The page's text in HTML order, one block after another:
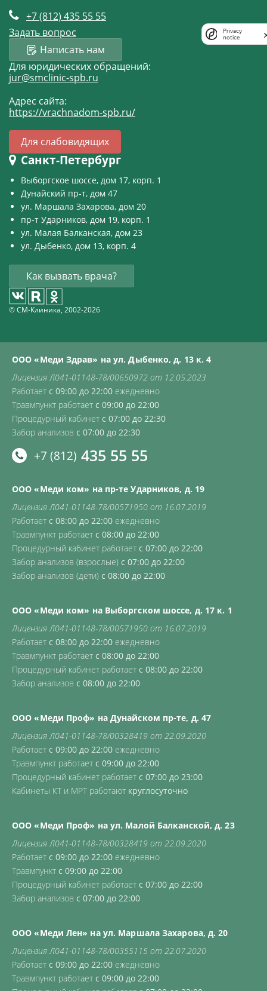
+7 (812) 435 55 55
Задать вопрос
Написать нам
Для юридических обращений:
jur@smclinic-spb.ru
Адрес сайта:
https://vrachnadom-spb.ru/
Для слабовидящих
Санкт-Петербург
Выборгское шоссе, дом 17, корп. 1
Дунайский пр-т, дом 47
ул. Маршала Захарова, дом 20
пр-т Ударников, дом 19, корп. 1
ул. Малая Балканская, дом 23
ул. Дыбенко, дом 13, корп. 4
Как вызвать врача?
© СМ-Клиника, 2002-2026
ООО «Меди Здрав» на ул. Дыбенко, д. 13 к. 4
Лицензия Л041-01148-78/00650972 от 12.05.2023
Работает с 09:00 до 22:00 ежедневно
Травмпункт работает с 09:00 до 22:00
Процедурный кабинет с 07:00 до 22:30
Забор анализов с 07:00 до 22:30
+7 (812) 435 55 55
ООО «Меди ком» на пр-те Ударников, д. 19
Лицензия Л041-01148-78/00571950 от 16.07.2019
Работает с 08:00 до 22:00 ежедневно
Травмпункт работает с 08:00 до 22:00
Процедурный кабинет работает с 07:00 до 22:00
Забор анализов (взрослые) с 07:00 до 22:00
Забор анализов (дети) с 08:00 до 22:00
ООО «Меди ком» на Выборгском шоссе, д. 17 к. 1
Лицензия Л041-01148-78/00571950 от 16.07.2019
Работает с 08:00 до 22:00 ежедневно
Травмпункт работает с 08:00 до 22:00
Процедурный кабинет работает с 08:00 до 22:00
Забор анализов с 08:00 до 22:00
ООО «Меди Проф» на Дунайском пр-те, д. 47
Лицензия Л041-01148-78/00328419 от 22.09.2020
Работает с 09:00 до 22:00 ежедневно
Травмпункт работает с 09:00 до 22:00
Процедурный кабинет работает с 07:00 до 23:00
Кабинеты КТ и МРТ работают круглосуточно
ООО «Меди Проф» на ул. Малой Балканской, д. 23
Лицензия Л041-01148-78/00328419 от 22.09.2020
Работает с 09:00 до 22:00 ежедневно
Травмпункт с 09:00 до 22:00
Процедурный кабинет работает с 07:00 до 22:00
Забор анализов с 07:00 до 22:00
ООО «Меди Лен» на ул. Маршала Захарова, д. 20
Лицензия Л041-01148-78/00355115 от 22.07.2020
Работает с 09:00 до 22:00 ежедневно
Травмпункт работает с 09:00 до 22:00
Privacy
notice